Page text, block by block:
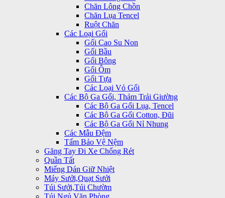
Chăn Lông Chồn
Chăn Lụa Tencel
Ruột Chăn
Các Loại Gối
Gối Cao Su Non
Gối Bầu
Gối Bông
Gối Ôm
Gối Tựa
Các Loại Vỏ Gối
Các Bộ Ga Gối, Thảm Trải Giường
Các Bộ Ga Gối Lụa, Tencel
Các Bộ Ga Gối Cotton, Đũi
Các Bộ Ga Gối Nỉ Nhung
Các Mẫu Đệm
Tấm Bảo Vệ Nệm
Găng Tay Đi Xe Chống Rét
Quần Tất
Miếng Dán Giữ Nhiệt
Máy Sưởi,Quạt Sưởi
Túi Sưởi,Túi Chườm